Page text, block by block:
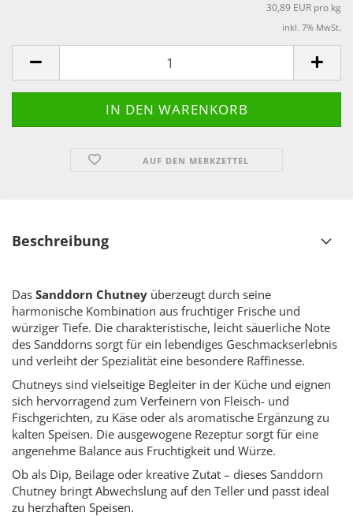
30,89 EUR pro kg
inkl. 7% MwSt.
AUF DEN MERKZETTEL
Beschreibung
Das Sanddorn Chutney überzeugt durch seine
harmonische Kombination aus fruchtiger Frische und
würziger Tiefe. Die charakteristische, leicht säuerliche Note
des Sanddorns sorgt für ein lebendiges Geschmackserlebnis
und verleiht der Spezialität eine besondere Raffinesse.
Chutneys sind vielseitige Begleiter in der Küche und eignen
sich hervorragend zum Verfeinern von Fleisch- und
Fischgerichten, zu Käse oder als aromatische Ergänzung zu
kalten Speisen. Die ausgewogene Rezeptur sorgt für eine
angenehme Balance aus Fruchtigkeit und Würze.
Ob als Dip, Beilage oder kreative Zutat – dieses Sanddorn
Chutney bringt Abwechslung auf den Teller und passt ideal
zu herzhaften Speisen.